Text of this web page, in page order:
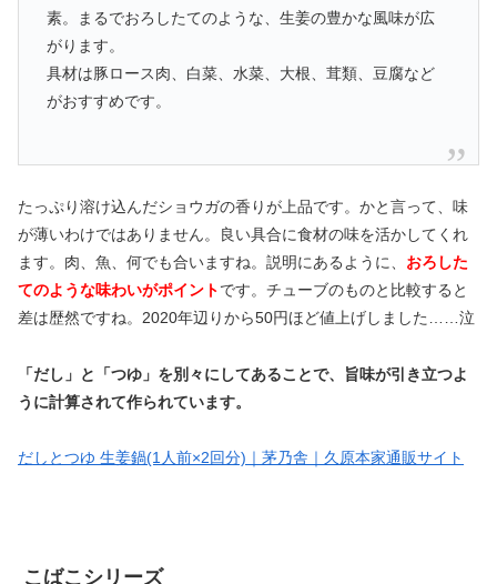
素。まるでおろしたてのような、生姜の豊かな風味が広
がります。
具材は豚ロース肉、白菜、水菜、大根、茸類、豆腐など
がおすすめです。
たっぷり溶け込んだショウガの香りが上品です。かと言って、味
が薄いわけではありません。良い具合に食材の味を活かしてくれ
ます。肉、魚、何でも合いますね。説明にあるように、 おろした
てのような味わいがポイントです。チューブのものと比較すると
差は歴然ですね。2020年辺りから50円ほど値上げしました……泣
「だし」と「つゆ」を別々にしてあることで、旨味が引き立つよ
うに計算されて作られています。
だしとつゆ 生姜鍋(1人前×2回分)｜茅乃舎｜久原本家通販サイト
こばこシリーズ